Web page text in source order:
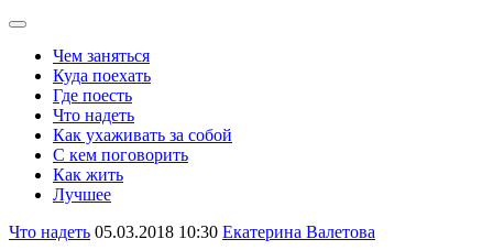
Чем заняться
Куда поехать
Где поесть
Что надеть
Как ухаживать за собой
С кем поговорить
Как жить
Лучшее
Что надеть 05.03.2018 10:30 Екатерина Валетова